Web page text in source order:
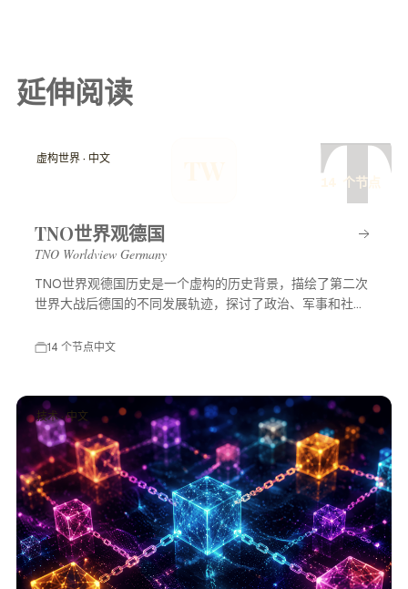
延伸阅读
T
虚构世界 · 中文
14 个节点
TNO世界观德国
TNO Worldview Germany
TNO世界观德国历史是一个虚构的历史背景，描绘了第二次
世界大战后德国的不同发展轨迹，探讨了政治、军事和社会
14 个节点中文
技术 · 中文